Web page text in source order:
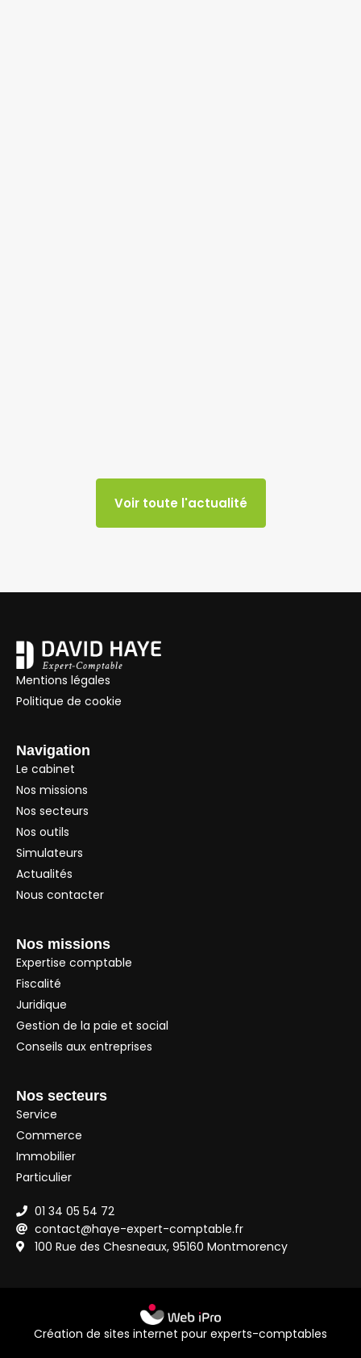
Voir toute l'actualité
Mentions légales
Politique de cookie
Navigation
Le cabinet
Nos missions
Nos secteurs
Nos outils
Simulateurs
Actualités
Nous contacter
Nos missions
Expertise comptable
Fiscalité
Juridique
Gestion de la paie et social
Conseils aux entreprises
Nos secteurs
Service
Commerce
Immobilier
Particulier
01 34 05 54 72
contact@haye-expert-comptable.fr
100 Rue des Chesneaux, 95160 Montmorency
Création de sites internet pour experts-comptables